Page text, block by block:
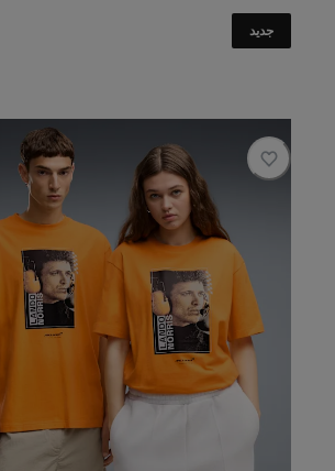
جديد